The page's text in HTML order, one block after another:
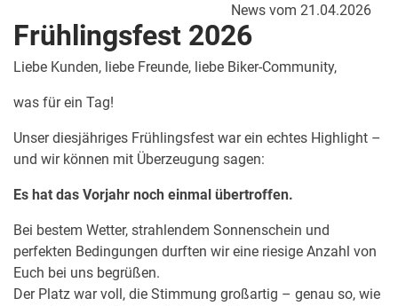
News vom 21.04.2026
Frühlingsfest 2026
Liebe Kunden, liebe Freunde, liebe Biker-Community,
was für ein Tag!
Unser diesjähriges Frühlingsfest war ein echtes Highlight –
und wir können mit Überzeugung sagen:
Es hat das Vorjahr noch einmal übertroffen.
Bei bestem Wetter, strahlendem Sonnenschein und
perfekten Bedingungen durften wir eine riesige Anzahl von
Euch bei uns begrüßen.
Der Platz war voll, die Stimmung großartig – genau so, wie